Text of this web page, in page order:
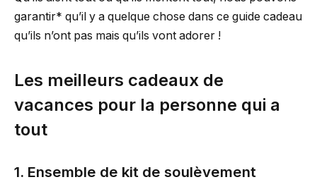
garantir* qu’il y a quelque chose dans ce guide cadeau
qu’ils n’ont pas mais qu’ils vont adorer !
Les meilleurs cadeaux de
vacances pour la personne qui a
tout
1. Ensemble de kit de soulèvement